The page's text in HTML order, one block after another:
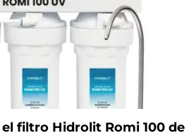
filtro Hidrolit Romi 100 de